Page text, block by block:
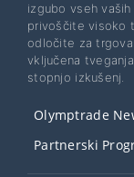
izgubo vseh
privoščite visoko
odločite za
vključena
stopnjo izkušenj.
Olymptrade
Partnerski